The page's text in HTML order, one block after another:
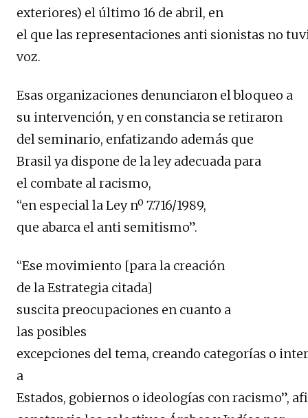
exteriores) el último 16 de abril, en
el que las representaciones anti sionistas no
voz.
Esas organizaciones denunciaron el bloqueo a
su intervención, y en constancia se retiraron
del seminario, enfatizando además que
Brasil ya dispone de la ley adecuada para
el combate al racismo,
“en especial la Ley nº 7.716/1989,
que abarca el anti semitismo”.
“Ese movimiento [para la creación
de la Estrategia citada]
suscita preocupaciones en cuanto a
las posibles
excepciones del tema, creando categorías o
a
Estados, gobiernos o ideologías con racismo”,